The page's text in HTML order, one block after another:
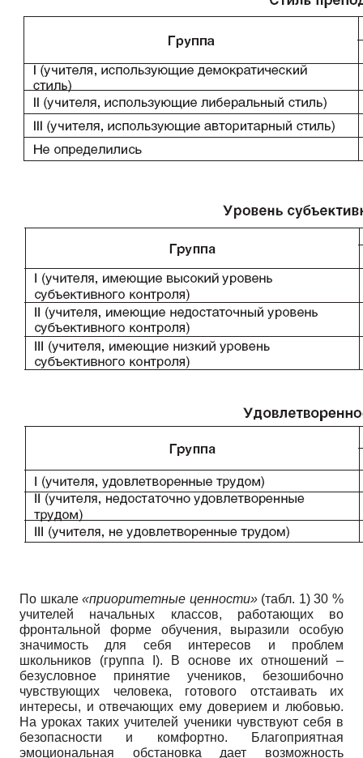
По шкале«приоритетные ценности»(табл. 1) 30 %
учителей начальных классов, работающих во
фронтальной форме обуче­ния, выразили особую
значимость для себя интересов и проблем
школьников (группа I). В основе их отношений –
безусловное при­нятие учеников, безошибочно
чувствующих человека, готового отстаивать их
интере­сы, и отвечающих ему доверием и любовью.
На уроках таких учителей ученики чувствуют себя в
безопасности и комфортно. Благопри­ятная
эмоциональная обстановка дает воз­можность